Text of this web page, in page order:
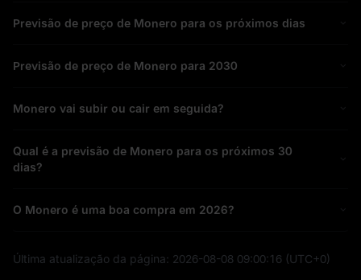
Previsão de preço de Monero para os próximos dias
Previsão de preço de Monero para 2030
Monero vai subir ou cair em seguida?
Qual é a previsão de Monero para os próximos 30
dias?
O Monero é uma boa compra em 2026?
Última atualização da página: 2026-08-08 09:00:16 (UTC+0)